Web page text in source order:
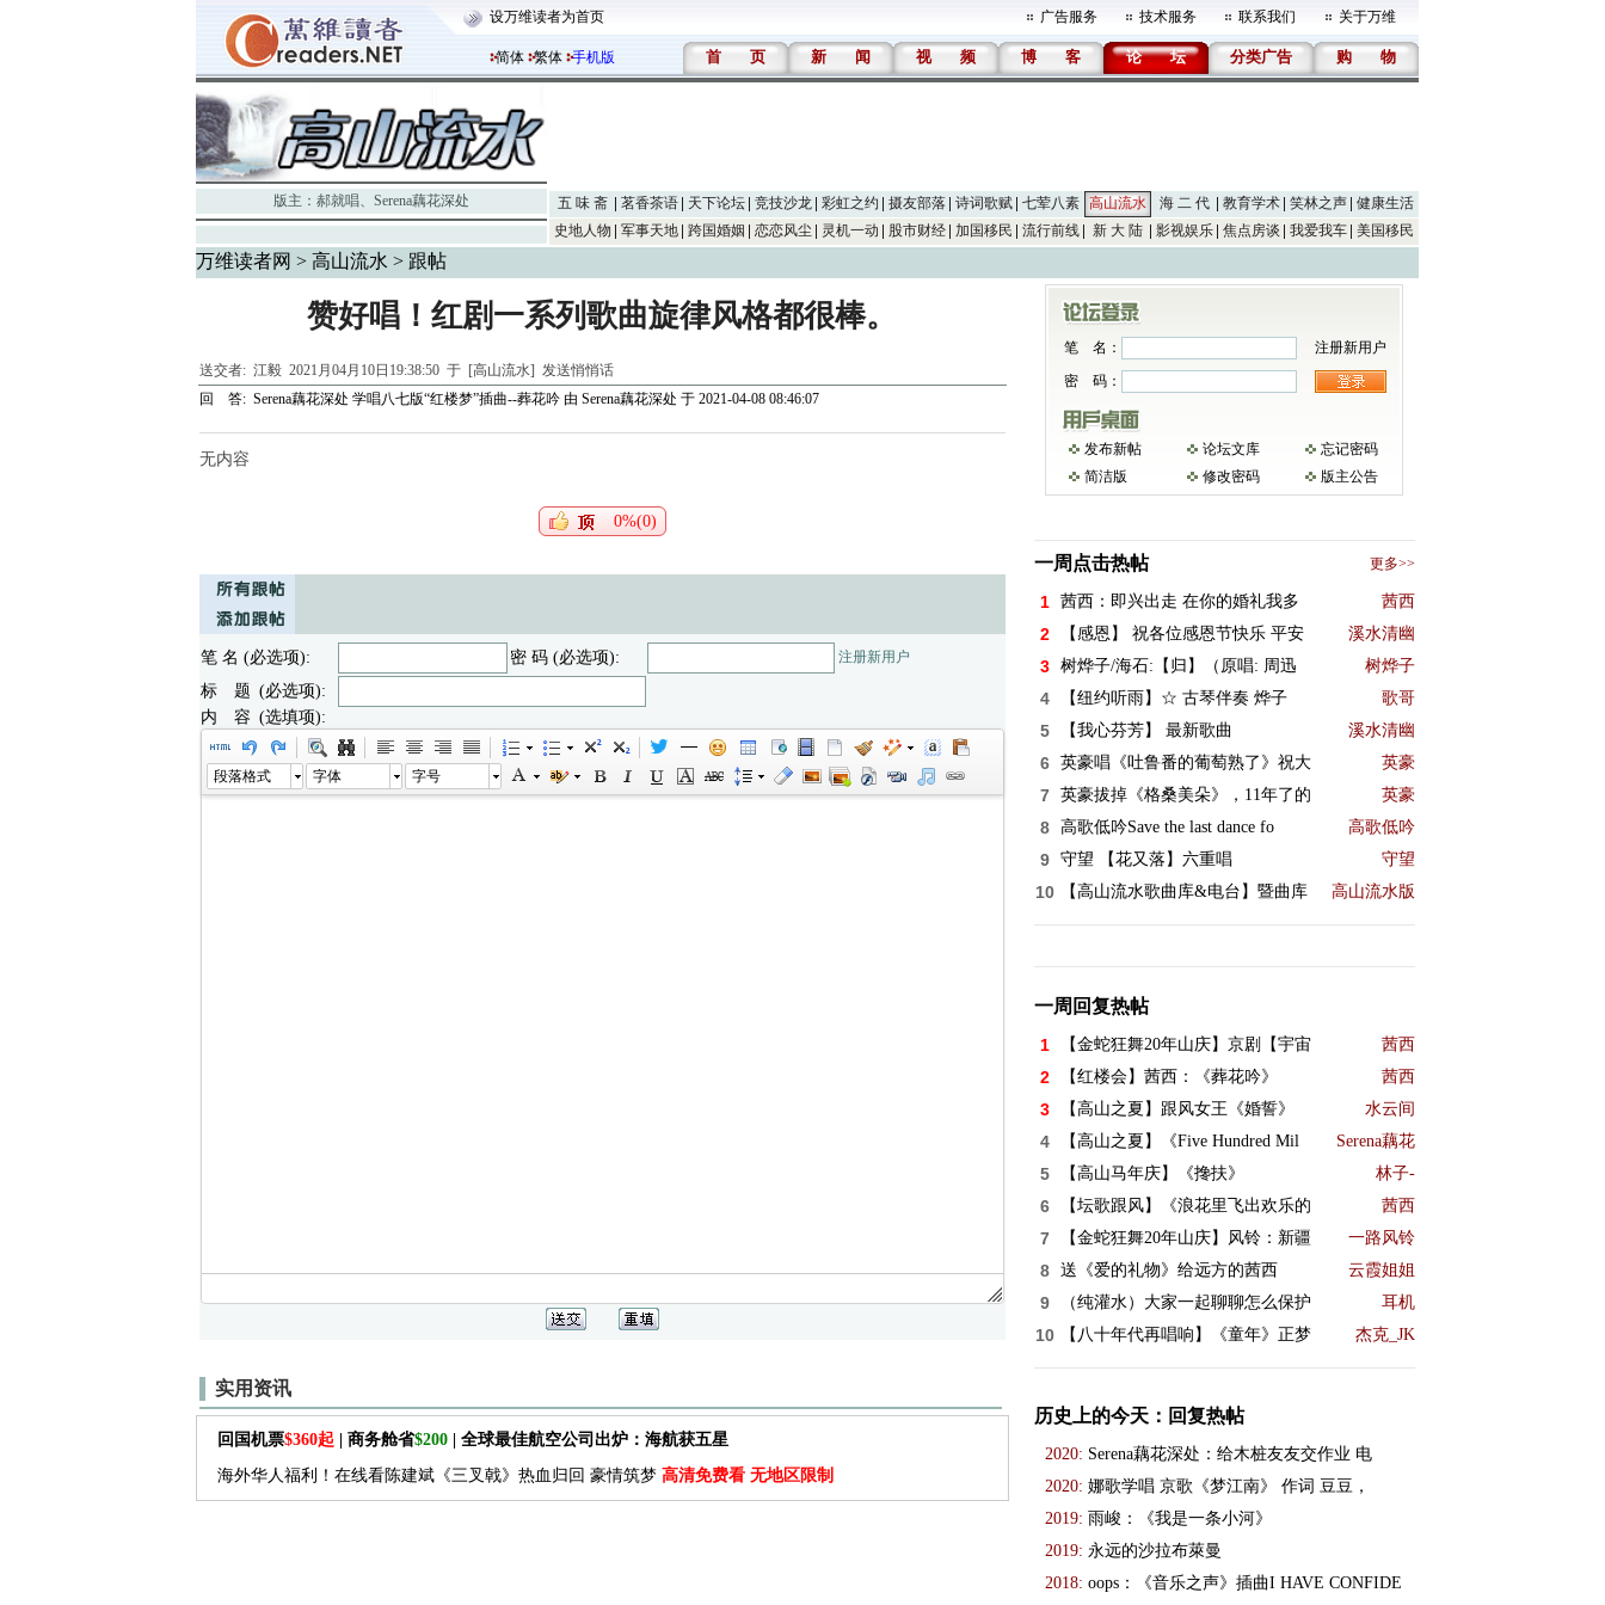
设万维读者为首页 广告服务 技术服务 联系我们 关于万维
简体 繁体 手机版 首 页 新 闻 视 频 博 客 论 坛 分类广告 购 物
版主： 郝就唱、 Serena藕花深处 五 味 斋 茗香茶语 天下论坛 竞技沙龙 彩虹之约 摄友部落 诗词歌赋 七荤八素 高山流水 海 二 代 教育学术 笑林之声
健康生活
史地人物
军事天地 跨国婚姻 恋恋风尘 灵机一动 股市财经 加国移民 流行前线 新 大 陆 影视娱乐 焦点房谈 我爱我车 美国移民
万维读者网 > 高山流水 > 跟帖
赞好唱！红剧一系列歌曲旋律风格都很棒。
送交者: 江毅2021月04月10日19:38:50 于 [高山流水] 发送悄悄话
回 答: Serena藕花深处 学唱八七版“红楼梦”插曲--葬花吟由 Serena藕花深处 于 2021-04-08 08:46:07
无内容
0%(0)
笔 名 (必选项): 密 码 (必选项): 注册新用户
标 题 (必选项):
内 容 (选填项):
段落格式 字体 字号
实用资讯
回国机票$360起 | 商务舱省$200| 全球最佳航空公司出炉：海航获五星
海外华人福利！在线看陈建斌《三叉戟》热血归回 豪情筑梦 高清免费看 无地区限制
笔 名：
注册新用户
密 码：
发布新帖 论坛文库
忘记密码
简洁版
修改密码 版主公告
一周点击热帖 更多>>
1 茜西：即兴出走 在你的婚礼我多 茜西
2 【感恩】 祝各位感恩节快乐 平安 溪水清幽
3 树烨子/海石:【归】（原唱: 周迅 树烨子
4 【纽约听雨】☆ 古琴伴奏 烨子 歌哥
5 【我心芬芳】 最新歌曲 溪水清幽
6 英豪唱《吐鲁番的葡萄熟了》祝大 英豪
7 英豪拔掉《格桑美朵》，11年了的 英豪
8 高歌低吟Save the last dance fo 高歌低吟
9 守望 【花又落】六重唱 守望
10 【高山流水歌曲库&电台】暨曲库 高山流水版
一周回复热帖
1 【金蛇狂舞20年山庆】京剧【宇宙 茜西
2 【红楼会】茜西：《葬花吟》 茜西
3 【高山之夏】跟风女王《婚誓》 水云间
4 【高山之夏】《Five Hundred Mil Serena藕花
5 【高山马年庆】《搀扶》 林子-
6 【坛歌跟风】《浪花里飞出欢乐的 茜西
7 【金蛇狂舞20年山庆】风铃：新疆 一路风铃
8 送《爱的礼物》给远方的茜西 云霞姐姐
9 （纯灌水）大家一起聊聊怎么保护 耳机
10 【八十年代再唱响】《童年》正梦 杰克_JK
历史上的今天：回复热帖
2020: Serena藕花深处：给木桩友友交作业 电
2020: 娜歌学唱 京歌《梦江南》 作词 豆豆，
2019: 雨峻：《我是一条小河》
2019: 永远的沙拉布萊曼
2018: oops：《音乐之声》插曲I HAVE CONFIDE